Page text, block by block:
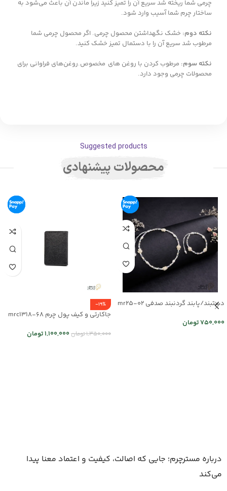
چرمی شما ریخته شد سریع آن را تمیز کنید زیرا ماندن آن باعث می‌شود به
ساختار چرم شما آسیب وارد شود.
نکته دوم: خشک نگهداشتن محصول چرمی. اگر محصول چرمی شما
مرطوب شد سریع آن را با دستمال تمیز خشک کنید.
نکته سوم: مرطوب کردن با روغن های مخصوص.روغن‌های فراوانی برای
محصولات چرمی وجود دارد.
Suggested products
محصولات پیشنهادی
دستبند/پابند گردنبند صدفی mr25-02
750,000تومان
-19%
جاکارتی و کیف پول چرم mrc1318-68
1,350,000تومان1,100,000تومان
درباره مسترچرم؛ جایی که اصالت، کیفیت و اعتماد معنا پیدا
می‌کند